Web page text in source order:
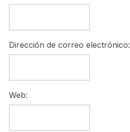
Dirección de correo electrónico:
Web: